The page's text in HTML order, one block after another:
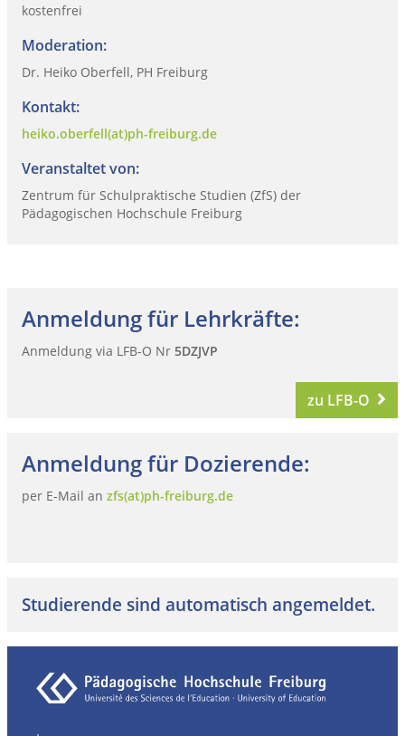
kostenfrei
Moderation:
Dr. Heiko Oberfell, PH Freiburg
Kontakt:
heiko.oberfell(at)ph-freiburg.de
Veranstaltet von:
Zentrum für Schulpraktische Studien (ZfS) der
Pädagogischen Hochschule Freiburg
Anmeldung für Lehrkräfte:
Anmeldung via LFB-O Nr 5DZJVP
zu LFB-O
Anmeldung für Dozierende:
per E-Mail an zfs(at)ph-freiburg.de
Studierende sind automatisch angemeldet.